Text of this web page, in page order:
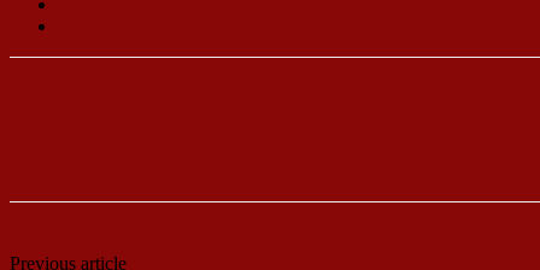
Previous article